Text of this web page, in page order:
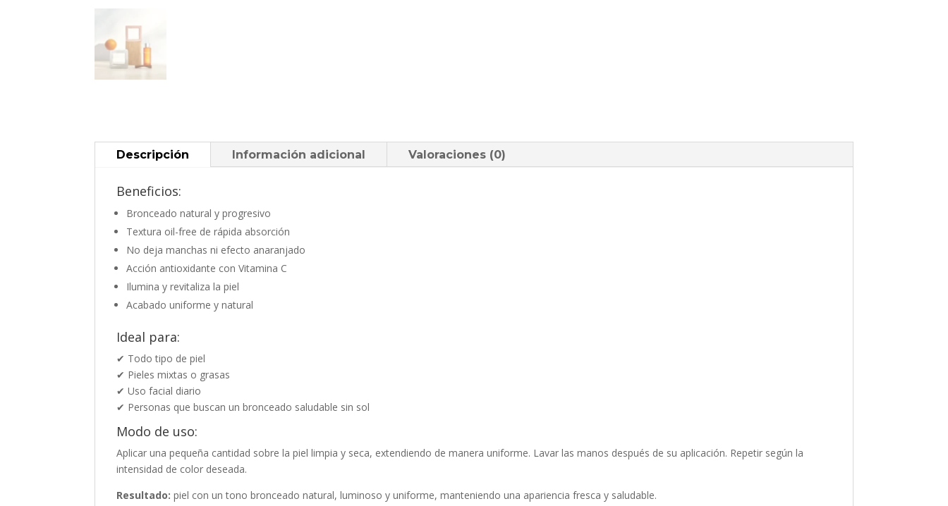
Descripción Información adicional Valoraciones (0)
Beneficios:
Bronceado natural y progresivo
Textura oil-free de rápida absorción
No deja manchas ni efecto anaranjado
Acción antioxidante con Vitamina C
Ilumina y revitaliza la piel
Acabado uniforme y natural
Ideal para:
✔ Todo tipo de piel
✔ Pieles mixtas o grasas
✔ Uso facial diario
✔ Personas que buscan un bronceado saludable sin sol
Modo de uso:
Aplicar una pequeña cantidad sobre la piel limpia y seca, extendiendo de manera uniforme. Lavar las manos después de su aplicación. Repetir según la
intensidad de color deseada.
Resultado: piel con un tono bronceado natural, luminoso y uniforme, manteniendo una apariencia fresca y saludable.